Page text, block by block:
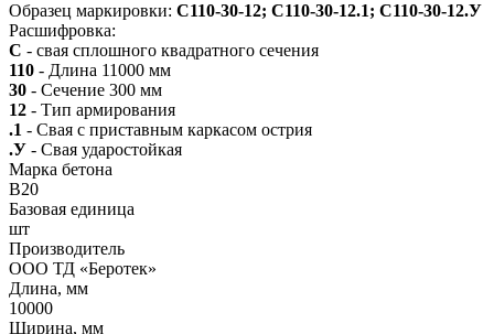
Образец маркировки: С110-30-12; С110-30-12.1; С110-30-12.У
Расшифровка:
С - свая сплошного квадратного сечения
110 - Длина 11000 мм
30 - Сечение 300 мм
12 - Тип армирования
.1 - Свая с приставным каркасом острия
.У - Свая ударостойкая
Марка бетона
B20
Базовая единица
шт
Производитель
ООО ТД «Беротек»
Длина, мм
10000
Ширина, мм